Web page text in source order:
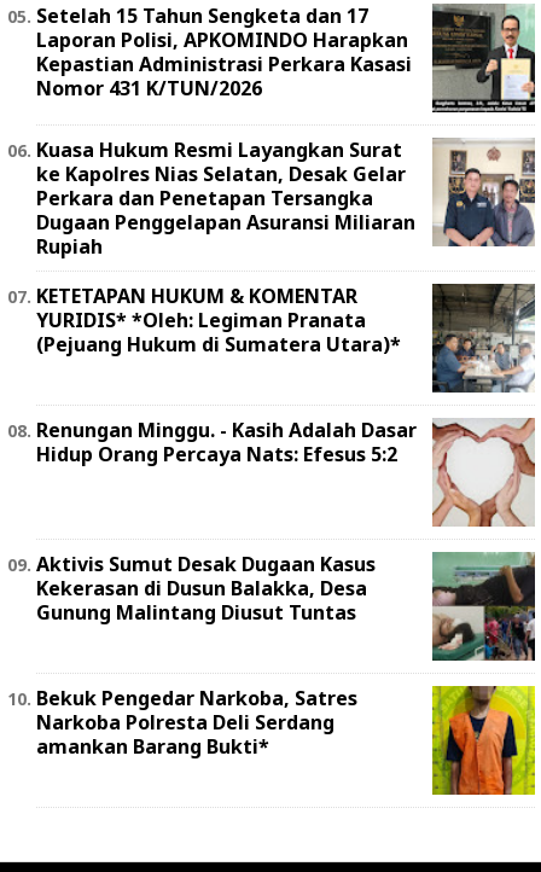
Setelah 15 Tahun Sengketa dan 17
Laporan Polisi, APKOMINDO Harapkan
Kepastian Administrasi Perkara Kasasi
Nomor 431 K/TUN/2026
Kuasa Hukum Resmi Layangkan Surat
ke Kapolres Nias Selatan, Desak Gelar
Perkara dan Penetapan Tersangka
Dugaan Penggelapan Asuransi Miliaran
Rupiah
KETETAPAN HUKUM & KOMENTAR
YURIDIS* *Oleh: Legiman Pranata
(Pejuang Hukum di Sumatera Utara)*
Renungan Minggu. - Kasih Adalah Dasar
Hidup Orang Percaya Nats: Efesus 5:2
Aktivis Sumut Desak Dugaan Kasus
Kekerasan di Dusun Balakka, Desa
Gunung Malintang Diusut Tuntas
Bekuk Pengedar Narkoba, Satres
Narkoba Polresta Deli Serdang
amankan Barang Bukti*